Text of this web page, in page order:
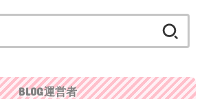
索:
BLOG運営者